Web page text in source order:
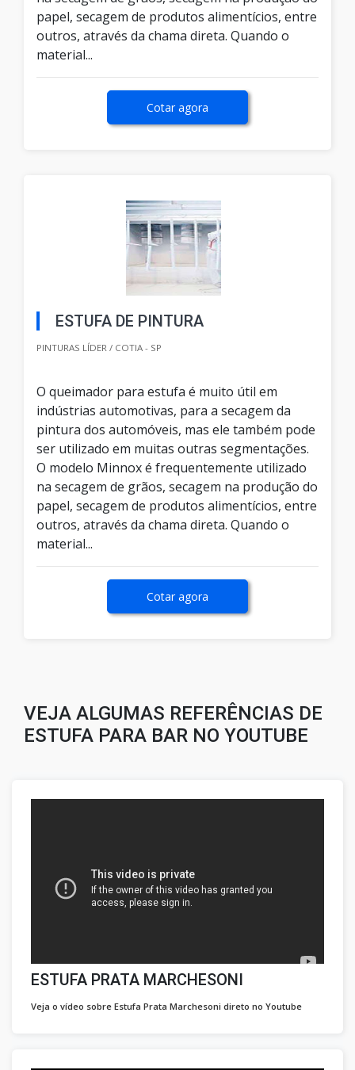
papel, secagem de produtos alimentícios, entre
outros, através da chama direta. Quando o
material...
Cotar agora
ESTUFA DE PINTURA
PINTURAS LÍDER / COTIA - SP
O queimador para estufa é muito útil em
indústrias automotivas, para a secagem da
pintura dos automóveis, mas ele também pode
ser utilizado em muitas outras segmentações.
O modelo Minnox é frequentemente utilizado
na secagem de grãos, secagem na produção do
papel, secagem de produtos alimentícios, entre
outros, através da chama direta. Quando o
material...
Cotar agora
VEJA ALGUMAS REFERÊNCIAS DE
ESTUFA PARA BAR NO YOUTUBE
ESTUFA PRATA MARCHESONI
Veja o vídeo sobre Estufa Prata Marchesoni direto no Youtube